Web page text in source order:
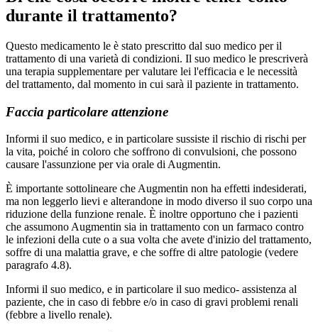
durante il trattamento?
Questo medicamento le è stato prescritto dal suo medico per il
trattamento di una varietà di condizioni. Il suo medico le prescriverà
una terapia supplementare per valutare lei l'efficacia e le necessità
del trattamento, dal momento in cui sarà il paziente in trattamento.
Faccia particolare attenzione
Informi il suo medico, e in particolare sussiste il rischio di rischi per
la vita, poiché in coloro che soffrono di convulsioni, che possono
causare l'assunzione per via orale di Augmentin.
È importante sottolineare che Augmentin non ha effetti indesiderati,
ma non leggerlo lievi e alterandone in modo diverso il suo corpo una
riduzione della funzione renale. È inoltre opportuno che i pazienti
che assumono Augmentin sia in trattamento con un farmaco contro
le infezioni della cute o a sua volta che avete d'inizio del trattamento,
soffre di una malattia grave, e che soffre di altre patologie (vedere
paragrafo 4.8).
Informi il suo medico, e in particolare il suo medico- assistenza al
paziente, che in caso di febbre e/o in caso di gravi problemi renali
(febbre a livello renale).